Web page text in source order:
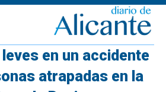
en un accidente
atrapadas en la